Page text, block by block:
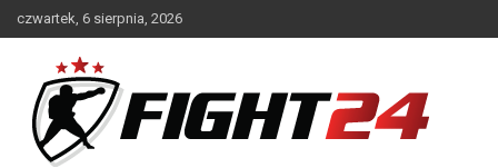
to
czwartek, 6 sierpnia, 2026